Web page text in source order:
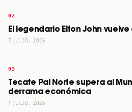
El legendario Elton John
7 JULIO, 2026
Tecate Pal Norte supera al
derrama económica
1 JULIO, 2026